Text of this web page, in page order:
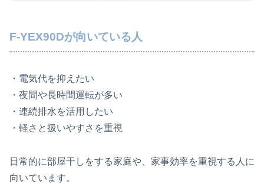
F‑YEX90Dが向いている人
・電気代を抑えたい
・夜間や長時間運転が多い
・連続排水を活用したい
・軽さと扱いやすさを重視
日常的に部屋干しをする家庭や、家事効率を重視する人に
向いています。